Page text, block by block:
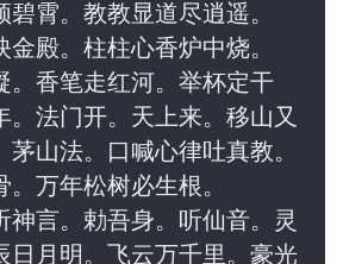
霄。教教显道尽逍遥。
殿。柱柱心香炉中烧。
香笔走红河。举杯定干
。法门开。天上来。移山又
山法。口喊心律吐真教。
万年松树必生根。
言。勅吾身。听仙音。灵
日月明。飞云万千里。豪光